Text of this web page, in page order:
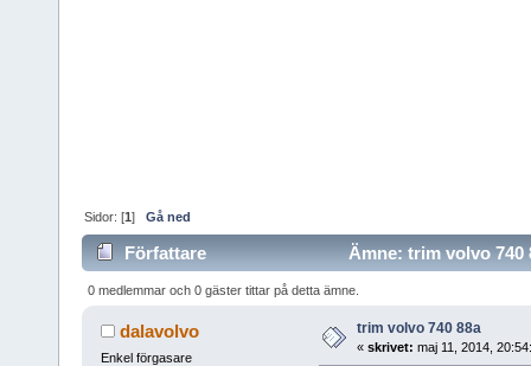
Sidor: [1]Gå ned
Författare Ämne: trim volvo 740
0 medlemmar och 0 gäster tittar på detta ämne.
dalavolvo
Enkel förgasare
trim volvo 740 88a
« skrivet: maj 11, 2014,